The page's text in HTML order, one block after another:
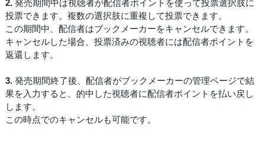
2. 発売期間中は視聴者が配信者ポイントを使って投票選択肢に
投票できます。複数の選択肢に重複して投票できます。
この期間中、配信者はブックメーカーをキャンセルできます。
キャンセルした場合、投票済みの視聴者には配信者ポイントを
返還します。
3. 発売期間終了後、配信者がブックメーカーの管理ページで結
果を入力すると、的中した視聴者に配信者ポイントを払い戻し
します。
この時点でのキャンセルも可能です。